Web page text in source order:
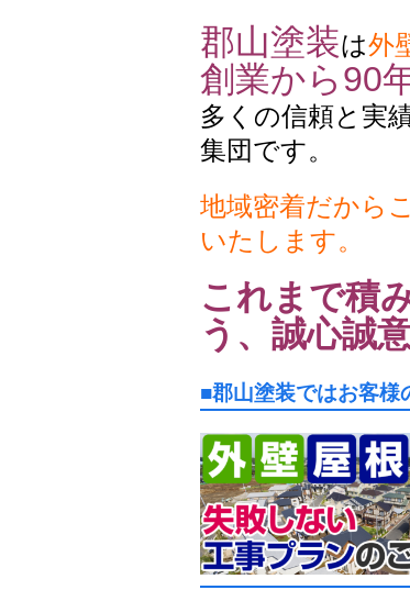
郡山塗装は外
創業から90
多くの信頼と実
集団です。
地域密着だから
いたします。
これまで積
う、誠心誠
■郡山塗装ではお客様